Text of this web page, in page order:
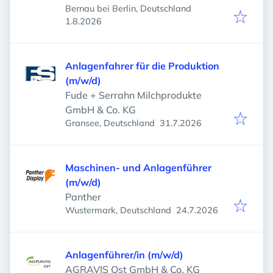
Bernau bei Berlin, Deutschland
Veröffentlicht
1.8.2026
Anlagenfahrer für die Produktion
(m/w/d)
Fude + Serrahn Milchprodukte
GmbH & Co. KG
Gransee, Deutschland Veröffentlicht
31.7.2026
Maschinen- und Anlagenführer
(m/w/d)
Panther
Wustermark, Deutschland Veröffentlicht
24.7.2026
Anlagenführer/in (m/w/d)
AGRAVIS Ost GmbH & Co. KG